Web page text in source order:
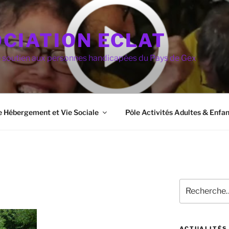
ECLAT
aux personnes handicapées du Pays de Gex
Hébergement et Vie Sociale Pôle Activités Adultes &
pour
: